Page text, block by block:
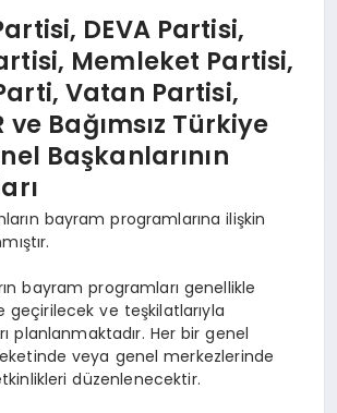
DEVA Partisi,
Memleket Partisi,
Vatan Partisi,
ve Bağımsız Türkiye
Başkanlarının
bayram programlarına ilişkin
bayram programları genellikle
geçirilecek ve teşkilatlarıyla
planlanmaktadır. Her bir genel
veya genel merkezlerinde
düzenlenecektir.